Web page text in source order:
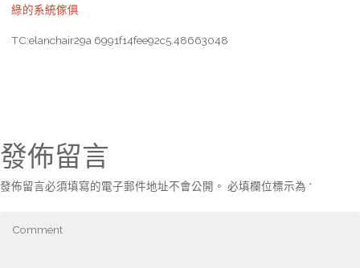
綠的系統傢俱
TC:elanchair29a 6991f14fee92c5.48663048
發佈留言
發佈留言必須填寫的電子郵件地址不會公開。 必填欄位標示為 *